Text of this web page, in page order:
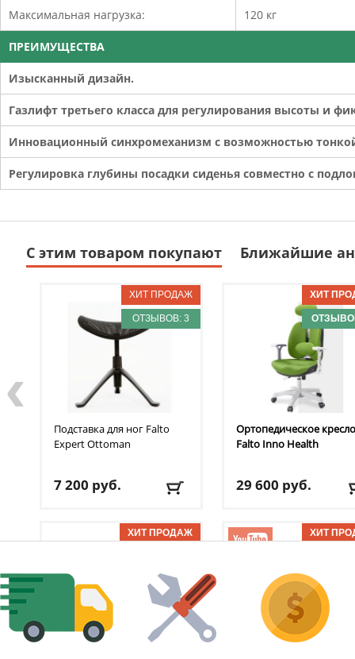
Максимальная нагрузка: 120 кг
ПРЕИМУЩЕСТВА
Изысканный дизайн.
Газлифт третьего класса для регулирования высоты и
Инновационный синхромеханизм с возможностью
Регулировка глубины посадки сиденья совместно с
С этим товаром покупают Ближайшие
ОТЗЫВОВ: 3
Подставка для ног Falto
Expert Ottoman
7 200 руб.
395 руб., 2-3
дня
Ортопедическое кресло
Falto Inno Health
29 600 руб.
Доставка:
2-3 дня
‹